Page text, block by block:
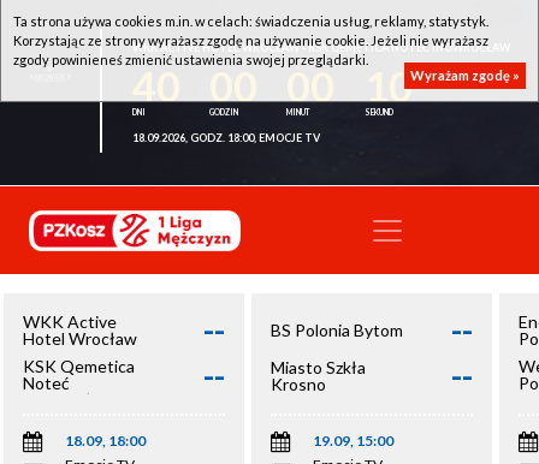
WKK ACTIVE HOTEL WROCŁAW - KSK QEMETICA NOTEĆ INOWROCŁAW
10
18.09.2026, GODZ. 18:00, EMOCJE TV
WKK Active
Hotel Wrocław
--
KSK Qemetica
Noteć
Inowrocław
--
18.09, 18:00
BS Polonia Bytom --
Miasto Szkła
Krosno
--
19.09, 15:00
Ta strona używa cookies m.in. w celach: świadczenia usług, reklamy, statystyk.
Korzystając ze strony wyrażasz zgodę na używanie cookie. Jeżeli nie wyrażasz
zgody powinieneś zmienić ustawienia swojej przeglądarki.
Wyrażam zgodę »